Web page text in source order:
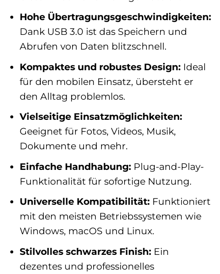
Hohe Übertragungsgeschwindigkeiten:
Dank USB 3.0 ist das Speichern und
Abrufen von Daten blitzschnell.
Kompaktes und robustes Design:Ideal
für den mobilen Einsatz, übersteht er
den Alltag problemlos.
Vielseitige Einsatzmöglichkeiten:
Geeignet für Fotos, Videos, Musik,
Dokumente und mehr.
Einfache Handhabung:Plug-and-Play-
Funktionalität für sofortige Nutzung.
Universelle Kompatibilität:Funktioniert
mit den meisten Betriebssystemen wie
Windows, macOS und Linux.
Stilvolles schwarzes Finish:Ein
dezentes und professionelles